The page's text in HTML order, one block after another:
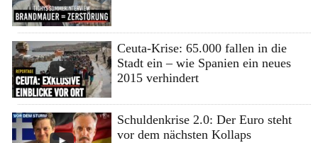
Ceuta-Krise: 65.000 fallen in die
Stadt ein – wie Spanien ein neues
2015 verhindert
Schuldenkrise 2.0: Der Euro steht
vor dem nächsten Kollaps